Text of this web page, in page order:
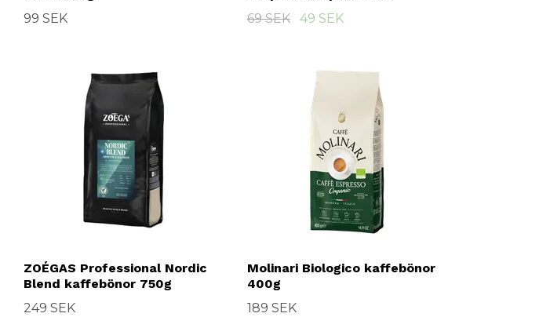
99 SEK
69 SEK
49 SEK
ZOÉGAS Professional Nordic
Blend kaffebönor 750g
249 SEK
Molinari Biologico kaffebönor
400g
189 SEK